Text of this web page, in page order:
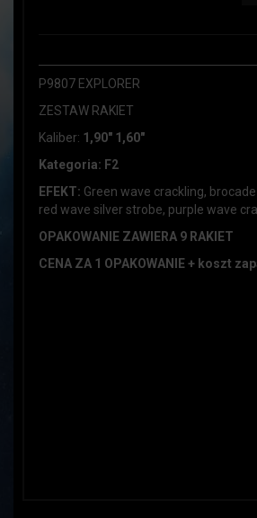
P9807 EXPLORER
ZESTAW RAKIET
Kaliber: 1,90" 1,60"
Kategoria: F2
EFEKT: Green wave crackling,
red wave silver strobe, purple wave
OPAKOWANIE ZAWIERA 9 RAKIET
CENA ZA 1 OPAKOWANIE + koszt